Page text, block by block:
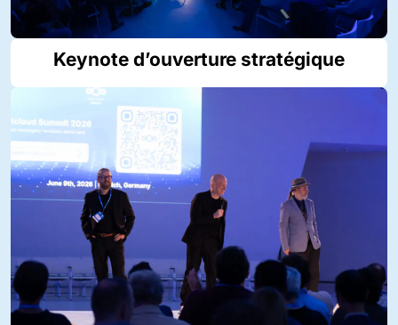
Keynote d’ouverture stratégique